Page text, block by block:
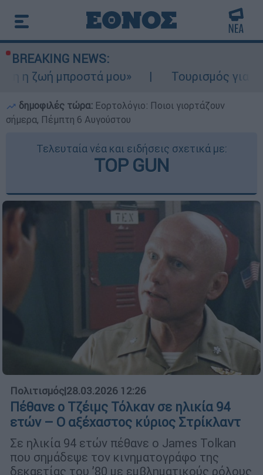
BREAKING NEWS:
μου»
Τουρισμός για Ολους 2026-
δημοφιλές τώρα: Εορτολόγιο: Ποιοι γιορτάζουν
σήμερα, Πέμπτη 6 Αυγούστου
Τελευταία νέα και ειδήσεις σχετικά με:
TOP GUN
Πολιτισμός|28.03.2026 12:26
Πέθανε ο Τζέιμς Τόλκαν σε ηλικία 94
ετών – Ο αξέχαστος κύριος Στρίκλαντ
Σε ηλικία 94 ετών πέθανε ο James Tolkan
που σημάδεψε τον κινηματογράφο της
δεκαετίας του ’80 με εμβληματικούς ρόλους